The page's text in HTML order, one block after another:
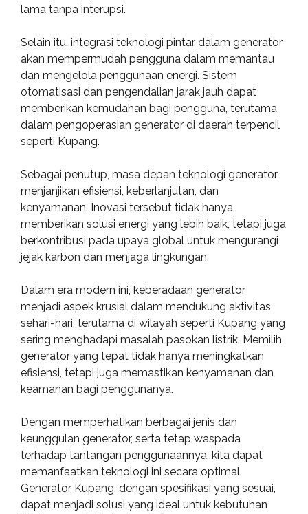
lama tanpa interupsi.
Selain itu, integrasi teknologi pintar dalam generator
akan mempermudah pengguna dalam memantau
dan mengelola penggunaan energi. Sistem
otomatisasi dan pengendalian jarak jauh dapat
memberikan kemudahan bagi pengguna, terutama
dalam pengoperasian generator di daerah terpencil
seperti Kupang.
Sebagai penutup, masa depan teknologi generator
menjanjikan efisiensi, keberlanjutan, dan
kenyamanan. Inovasi tersebut tidak hanya
memberikan solusi energi yang lebih baik, tetapi juga
berkontribusi pada upaya global untuk mengurangi
jejak karbon dan menjaga lingkungan.
Dalam era modern ini, keberadaan generator
menjadi aspek krusial dalam mendukung aktivitas
sehari-hari, terutama di wilayah seperti Kupang yang
sering menghadapi masalah pasokan listrik. Memilih
generator yang tepat tidak hanya meningkatkan
efisiensi, tetapi juga memastikan kenyamanan dan
keamanan bagi penggunanya.
Dengan memperhatikan berbagai jenis dan
keunggulan generator, serta tetap waspada
terhadap tantangan penggunaannya, kita dapat
memanfaatkan teknologi ini secara optimal.
Generator Kupang, dengan spesifikasi yang sesuai,
dapat menjadi solusi yang ideal untuk kebutuhan